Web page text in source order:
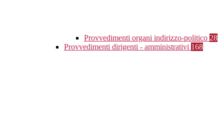
Provvedimenti organi indirizzo-politico 28
Provvedimenti dirigenti - amministrativi 168